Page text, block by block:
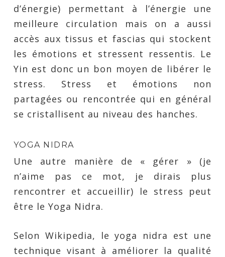
d’énergie) permettant à l’énergie une
meilleure circulation mais on a aussi
accès aux tissus et fascias qui stockent
les émotions et stressent ressentis. Le
Yin est donc un bon moyen de libérer le
stress. Stress et émotions non
partagées ou rencontrée qui en général
se cristallisent au niveau des hanches.
YOGA NIDRA
Une autre manière de « gérer » (je
n’aime pas ce mot, je dirais plus
rencontrer et accueillir) le stress peut
être le Yoga Nidra.
Selon Wikipedia, le yoga nidra est une
technique visant à améliorer la qualité